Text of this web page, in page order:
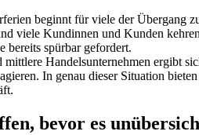
beginnt für viele der Übergang
viele Kundinnen und Kunden
bereits spürbar gefordert.
Handelsunternehmen ergibt
In genau dieser Situation
bevor es